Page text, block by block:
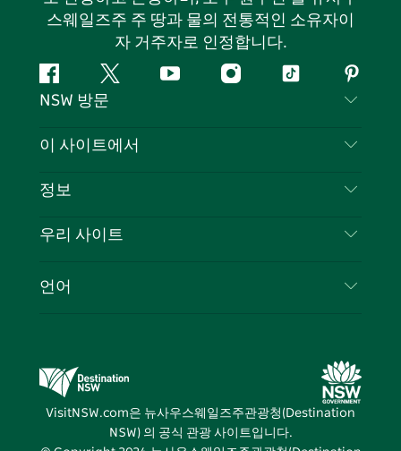
스웨일즈주 주 땅과 물의 전통적인 소유자이
자 거주자로 인정합니다.
페
이
북
지
다
유
인
틱
핀
터
스
NSW 방문
문의하기
쿠키 고지
이 사이트에서
목적지
이벤트
정보
여행 정보
뉴사우스웨일즈주 의 사업
우리 사이트
뉴사우스웨일즈주관광청(Destination NSW) 미디
어 센터
비비드 시드니(Vivid Sydney)
언어
VisitNSW.com은 뉴사우스웨일즈주관광청(Destination
NSW) 의 공식 관광 사이트입니다.